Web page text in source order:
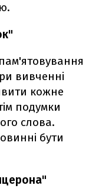
вивченні
кожне
подумки
слова.
бути